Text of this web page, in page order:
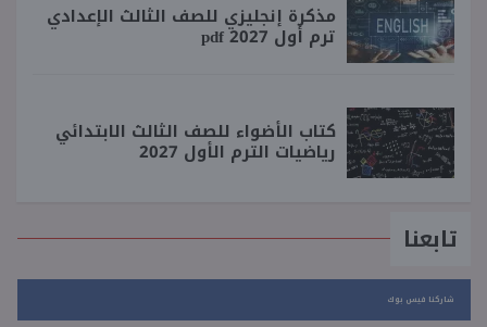
مذكرة إنجليزي للصف الثالث الإعدادي
ترم أول 2027 pdf
كتاب الأضواء للصف الثالث الابتدائي
رياضيات الترم الأول 2027
تابعنا
شاركنا فيس بوك